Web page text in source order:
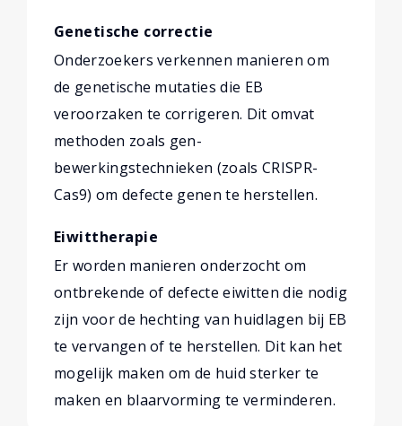
Genetische correctie
Onderzoekers verkennen manieren om
de genetische mutaties die EB
veroorzaken te corrigeren. Dit omvat
methoden zoals gen-
bewerkingstechnieken (zoals CRISPR-
Cas9) om defecte genen te herstellen.
Eiwittherapie
Er worden manieren onderzocht om
ontbrekende of defecte eiwitten die nodig
zijn voor de hechting van huidlagen bij EB
te vervangen of te herstellen. Dit kan het
mogelijk maken om de huid sterker te
maken en blaarvorming te verminderen.